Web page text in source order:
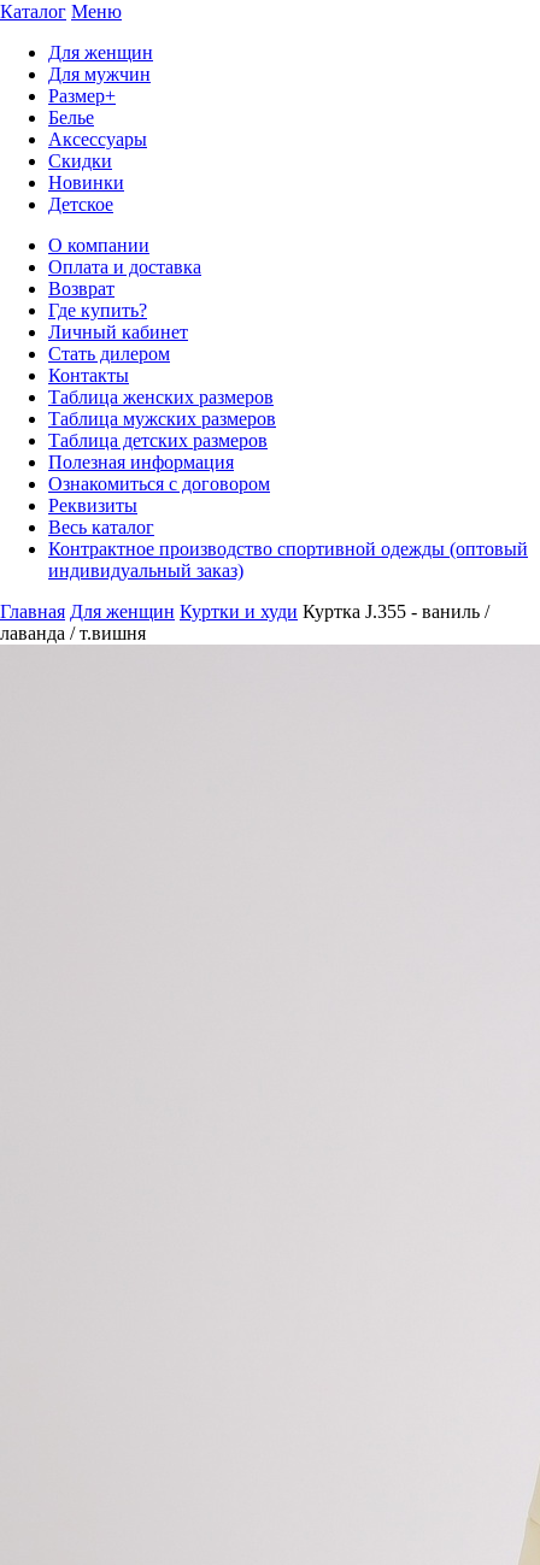
Каталог Меню
Для женщин
Для мужчин
Размер+
Белье
Аксессуары
Скидки
Новинки
Детское
О компании
Оплата и доставка
Возврат
Где купить?
Личный кабинет
Стать дилером
Контакты
Таблица женских размеров
Таблица мужских размеров
Таблица детских размеров
Полезная информация
Ознакомиться с договором
Реквизиты
Весь каталог
Контрактное производство спортивной одежды (оптовый
индивидуальный заказ)
Главная Для женщин Куртки и худи Куртка J.355 - ваниль /
лаванда / т.вишня